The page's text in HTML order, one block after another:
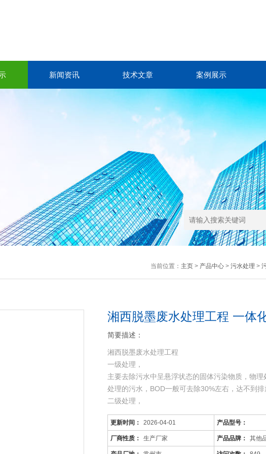
新闻资讯 技术文章 案例展示
当前位置： 主页> 产品中心> 污水处理 >
湘西脱墨废水处理工程 一体
简要描述：
湘西脱墨废水处理工程
一级处理，
主要去除污水中呈悬浮状态的固体污染物质，物
处理的污水，BOD一般可去除30%左右，达不到
二级处理，
主要去除污水中呈胶体和溶解状态的有机污染物
机污染物达到排放标准。
三级处理，
进一步处理难降解的有机物、氮和磷等能
更新时间： 2026-04-01 产品型号：
厂商性质： 生产厂家 产品品牌： 其他